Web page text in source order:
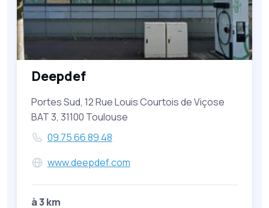
Deepdef
Portes Sud, 12 Rue Louis Courtois de Viçose
BAT 3, 31100 Toulouse
09 75 66 89 48
www.deepdef.com
à 3 km